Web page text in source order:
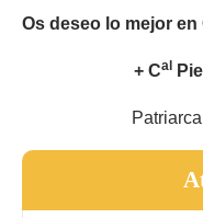
Os deseo lo mejor
+ Cal